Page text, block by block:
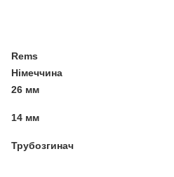
Rems
Німеччина
26 мм
14 мм
Трубозгинач